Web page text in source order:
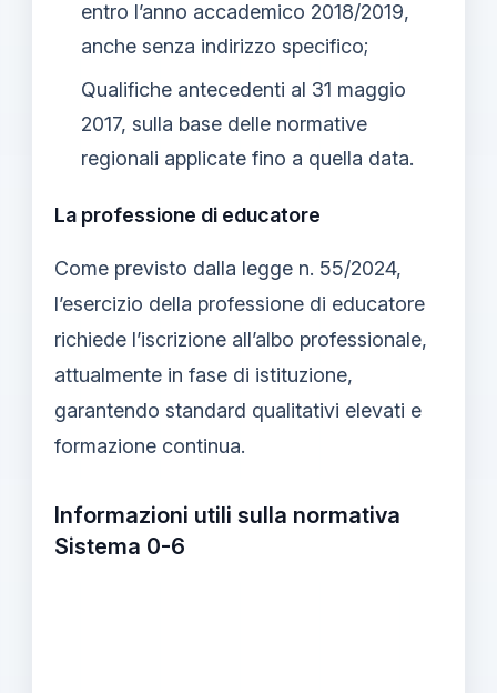
entro l’anno accademico 2018/2019,
anche senza indirizzo specifico;
Qualifiche antecedenti al 31 maggio
2017, sulla base delle normative
regionali applicate fino a quella data.
La professione di educatore
Come previsto dalla legge n. 55/2024,
l’esercizio della professione di educatore
richiede l’iscrizione all’albo professionale,
attualmente in fase di istituzione,
garantendo standard qualitativi elevati e
formazione continua.
Informazioni utili sulla normativa
Sistema 0-6